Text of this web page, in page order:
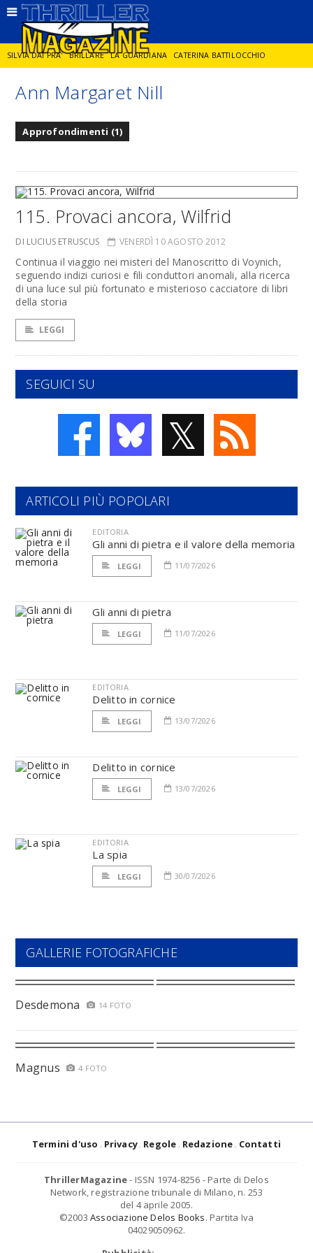
SILVIA DAI PRA' BRILLARE LA GUARDIANA CATERINA BATTILOCCHIO
JORGE DIAZ LA SPIA DELITTO IN CORNICE
Ann Margaret Nill
Approfondimenti (1)
115. Provaci ancora, Wilfrid
DI LUCIUS ETRUSCUS VENERDÌ 10 AGOSTO 2012
Continua il viaggio nei misteri del Manoscritto di Voynich,
seguendo indizi curiosi e fili conduttori anomali, alla ricerca
di una luce sul più fortunato e misterioso cacciatore di libri
della storia
LEGGI
SEGUICI SU
𝕏
ARTICOLI PIÙ POPOLARI
EDITORIA
Gli anni di pietra e il valore della memoria
LEGGI 11/07/2026
Gli anni di pietra
LEGGI 11/07/2026
EDITORIA
Delitto in cornice
LEGGI 13/07/2026
Delitto in cornice
LEGGI 13/07/2026
EDITORIA
La spia
LEGGI 30/07/2026
GALLERIE FOTOGRAFICHE
Desdemona 14 FOTO
Magnus 4 FOTO
Termini d'uso Privacy Regole Redazione Contatti
ThrillerMagazine- ISSN 1974-8256 - Parte di Delos
Network, registrazione tribunale di Milano, n. 253
del 4 aprile 2005.
©2003 Associazione Delos Books. Partita Iva
04029050962.